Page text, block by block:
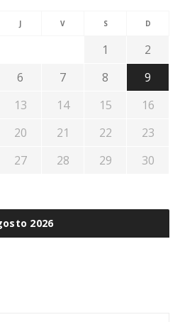
2026
J V S D
1
2
6 7 8
9
13 14 15
16
20 21 22
23
27 28 29
30